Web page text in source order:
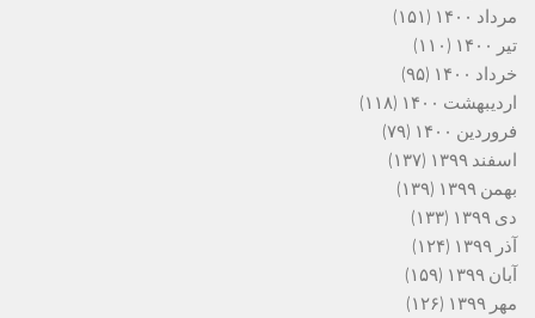
مرداد ۱۴۰۰
(۱۵۱)
تیر ۱۴۰۰
(۱۱۰)
خرداد ۱۴۰۰
(۹۵)
اردیبهشت ۱۴۰۰
(۱۱۸)
فروردین ۱۴۰۰
(۷۹)
اسفند ۱۳۹۹
(۱۳۷)
بهمن ۱۳۹۹
(۱۳۹)
دی ۱۳۹۹
(۱۳۳)
آذر ۱۳۹۹
(۱۲۴)
آبان ۱۳۹۹
(۱۵۹)
مهر ۱۳۹۹
(۱۲۶)